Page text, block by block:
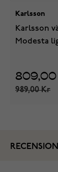
Karlsson
Karlsson
Modesta
989,00 Kr